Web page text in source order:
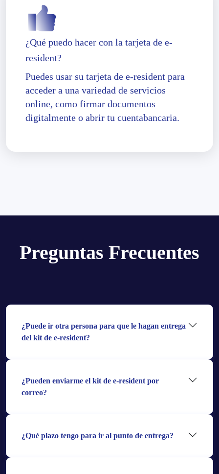
¿Qué puedo hacer con la tarjeta de e-
resident?
Puedes usar su tarjeta de e-resident para
acceder a una variedad de servicios
online, como firmar documentos
digitalmente o abrir tu cuentabancaria.
Preguntas Frecuentes
¿Puede ir otra persona para que le hagan entrega
del kit de e-resident?
¿Pueden enviarme el kit de e-resident por
correo?
¿Qué plazo tengo para ir al punto de entrega?